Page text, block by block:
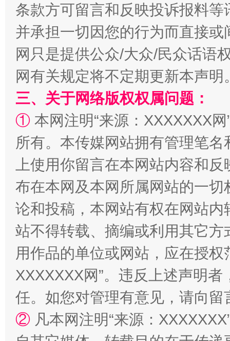
国家大学科技园优化重塑工作
扯下公款旅游的“隐身衣” 如何以
条款方可留言和反映投诉报料
并承担一切因您的行为而直接
网只是提供公众/大众/民众话语
网有关规定将不定期更新本声明
三、关于网络版权权属问题：
① 本网注明“来源：XXXXXXX
所有。本传媒网站拥有管理笔
上使用你留言在本网站内容和
布在本网及本网所属网站的一
论和投稿，本网站有权在网站
站不得转载、摘编或利用其它
用作品的单位或网站，应在授
XXXXXXX网”。违反上述声明
任。如您对管理有意见，请向
② 凡本网注明“来源：